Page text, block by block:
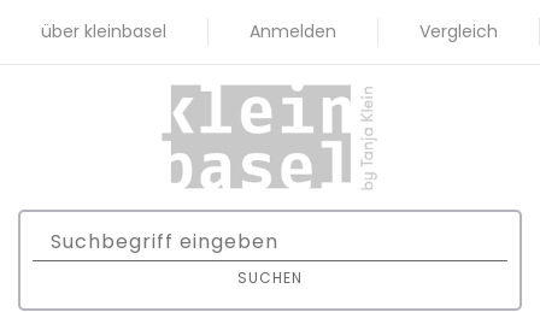
über kleinbasel Anmelden Vergleich
SUCHEN